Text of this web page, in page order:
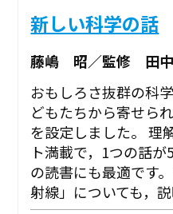
新しい科学の話
藤嶋 昭／監修 田
おもしろさ抜群の科
どもたちから寄せら
を設定しました。 理
ト満載で，1つの話
の読書にも最適です
射線」についても，